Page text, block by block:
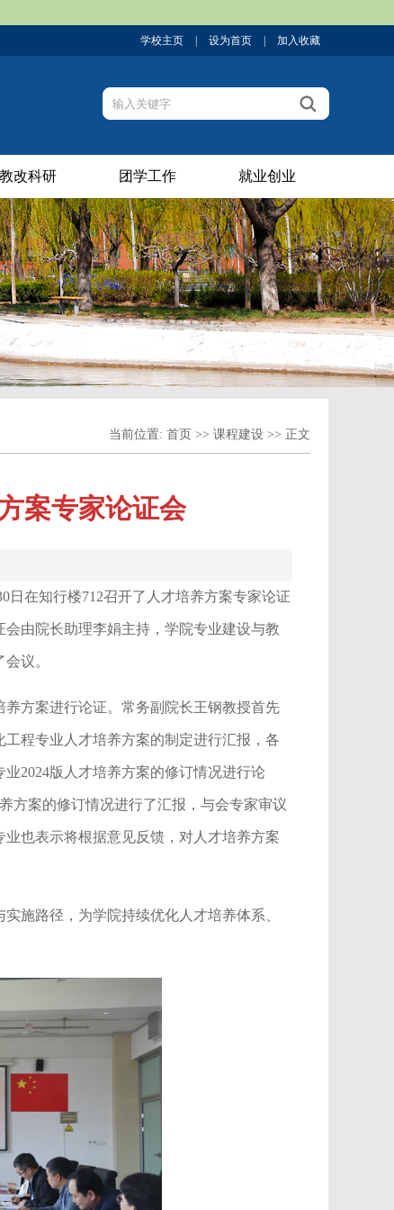
学校主页 设为首页 加入收藏
教改科研 团学工作 就业创业
当前位置: 首页 >> 课程建设 >> 正文
案专家论证会
日在知行楼712召开了人才培养方案专家论证
由院长助理李娟主持，学院专业建设与教
议。
方案进行论证。常务副院长王钢教授首先
工程专业人才培养方案的制定进行汇报，各
2024版人才培养方案的修订情况进行论
方案的修订情况进行了汇报，与会专家审议
也表示将根据意见反馈，对人才培养方案
实施路径，为学院持续优化人才培养体系、